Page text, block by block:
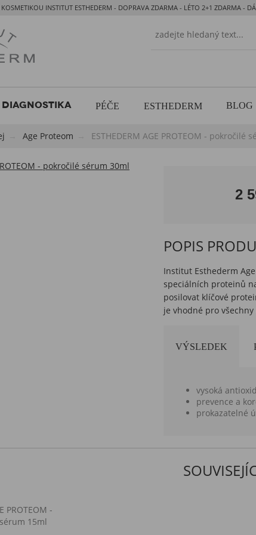
KOSMETIKOU INSTITUT ESTHEDERM - DOPRAVA ZDARMA - LÉTO 2+1 ZDARMA -
DIAGNOSTIKA PÉČE ESTHEDERM BLOG
Age Proteom ESTHEDERM AGE PROTEOM - pokročilé
2
POPIS
Institut Esthederm
speciálních proteinů
posilovat klíčové
je vhodné pro
VÝSLEDEK
vysoká
prevence a
prokazatelné
PROTEOM -
15ml